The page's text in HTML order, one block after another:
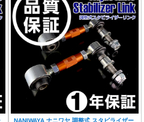
NANIWAYA ナニワヤ 調整式 スタビライザー